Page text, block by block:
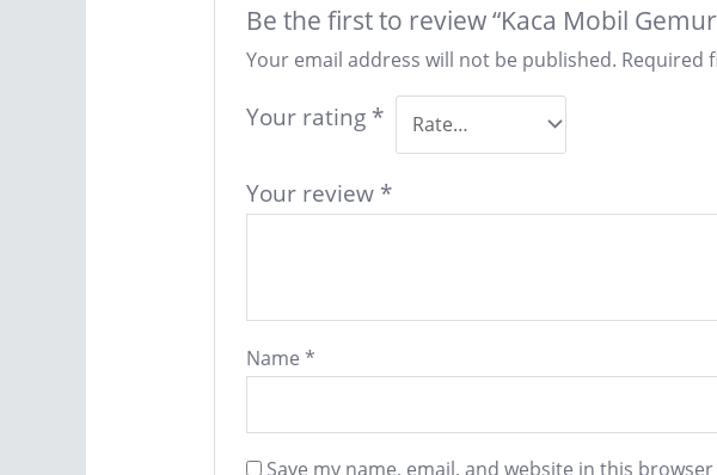
Be the first to review “Kaca Mobil
Your email address will not be published. Required
Your rating *
Your review *
Name *
Save my name, email, and website in this